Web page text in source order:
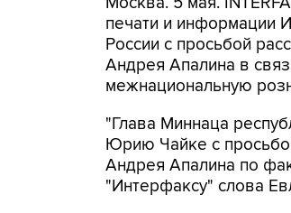
печати и информации
России с просьбой
Андрея Апалина в
межнациональную
"Глава Миннаца
Юрию Чайке с
Андрея Апалина по
"Интерфаксу" слова